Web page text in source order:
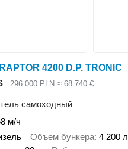
4200 D.P. TRONIC
296 000 PLN ≈ 68 740 €
самоходный
м/ч
Объем бункера 4 200 л